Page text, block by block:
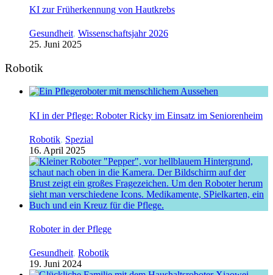
KI zur Früherkennung von Hautkrebs
Gesundheit, Wissenschaftsjahr 2026
25. Juni 2025
Robotik
KI in der Pflege: Roboter Ricky im Einsatz im Seniorenheim
Robotik, Spezial
16. April 2025
Roboter in der Pflege
Gesundheit, Robotik
19. Juni 2024